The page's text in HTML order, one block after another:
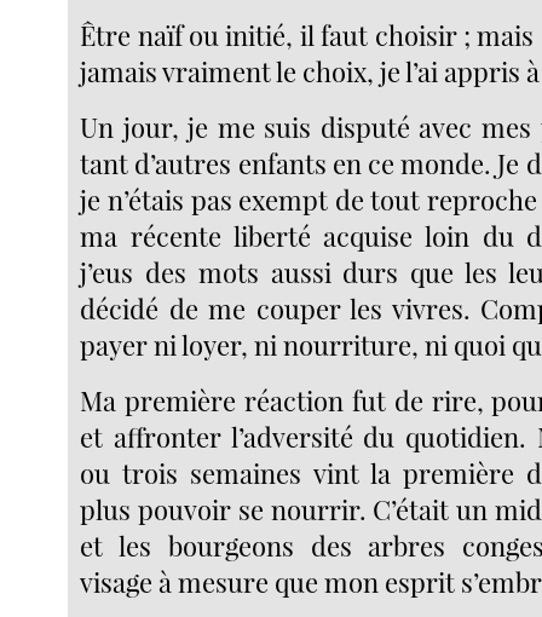
Être naïf ou initié, il faut choisir ; mais
jamais vraiment le choix, je l’ai appris
Un jour, je me suis disputé avec
tant d’autres enfants en ce monde. Je
je n’étais pas exempt de tout
ma récente liberté acquise loin du
j’eus des mots aussi durs que les
décidé de me couper les vivres.
payer ni loyer, ni nourriture, ni quoi
Ma première réaction fut de rire,
et affronter l’adversité du quotidien.
ou trois semaines vint la première
plus pouvoir se nourrir. C’était un
et les bourgeons des arbres
visage à mesure que mon esprit